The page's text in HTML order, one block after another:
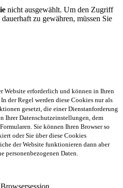
nicht ausgewählt. Um den Zugriff
zu gewähren, müssen Sie
Website erforderlich und können in Ihren
der Regel werden diese Cookies nur als
gesetzt, die einer Dienstanforderung
Ihrer Datenschutzeinstellungen, dem
Sie können Ihren Browser so
oder Sie über diese Cookies
der Website funktionieren dann aber
personenbezogenen Daten.